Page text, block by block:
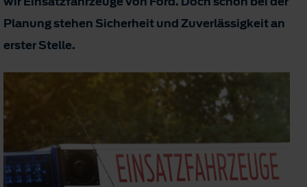
Planung stehen Sicherheit und Zuverlässigkeit an
erster Stelle.